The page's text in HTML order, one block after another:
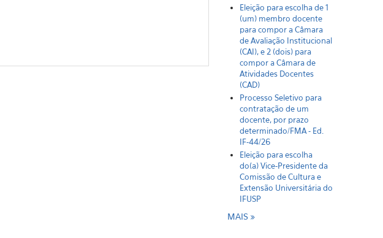
Eleição para escolha de 1
(um) membro docente
para compor a Câmara
de Avaliação Institucional
(CAI), e 2 (dois) para
compor a Câmara de
Atividades Docentes
(CAD)
Processo Seletivo para
contratação de um
docente, por prazo
determinado/FMA - Ed.
IF-44/26
Eleição para escolha
do(a) Vice-Presidente da
Comissão de Cultura e
Extensão Universitária do
IFUSP
MAIS